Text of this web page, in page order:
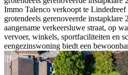
Immo Talenco verkoopt te
grotendeels gerenoveerde
aangename verkeersluwe straat, op
vervoer, winkels, sportfaciliteiten en
eengezinswoning biedt een